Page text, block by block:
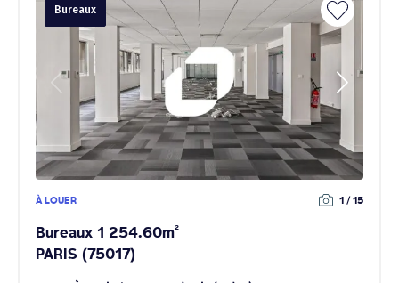
Bureaux
À LOUER 1 / 15
Bureaux 1 254.60m²
PARIS (75017)